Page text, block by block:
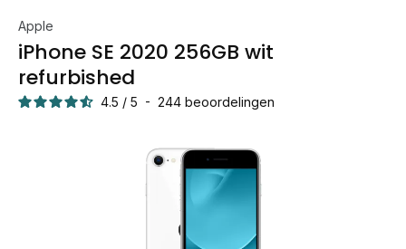
Apple
iPhone SE 2020 256GB wit
refurbished
4.5 / 5 - 244 beoordelingen